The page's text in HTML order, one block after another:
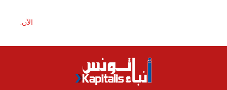
الآن: